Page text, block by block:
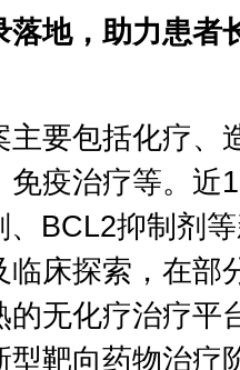
地，助力患者
要包括化疗、
免疫治疗等。近
、BCL2抑制剂
临床探索，在部
的无化疗治疗平
型靶向药物治疗